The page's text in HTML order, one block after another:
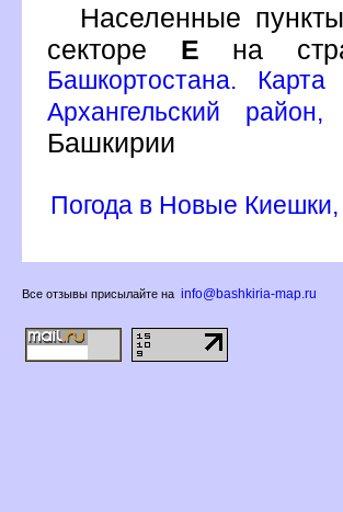
Населенные
секторе Е на
Башкортостана.
Архангельский
Башкирии
Погода в Новые
се отзывы присылайте на info@bashkiria-map.ru